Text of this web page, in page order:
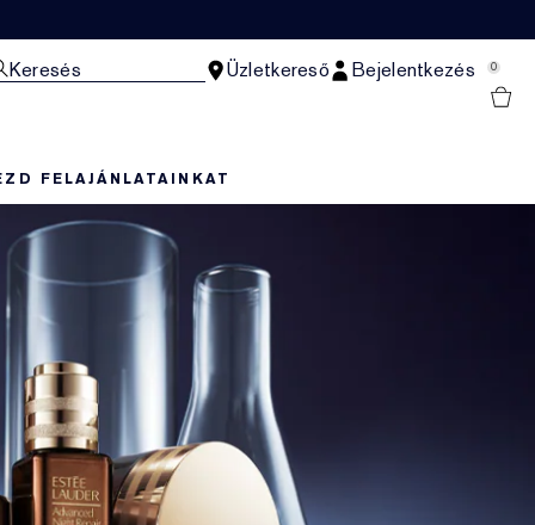
Keresés Üzletkereső Bejelentkezés 0
FELAJÁNLATAINKAT